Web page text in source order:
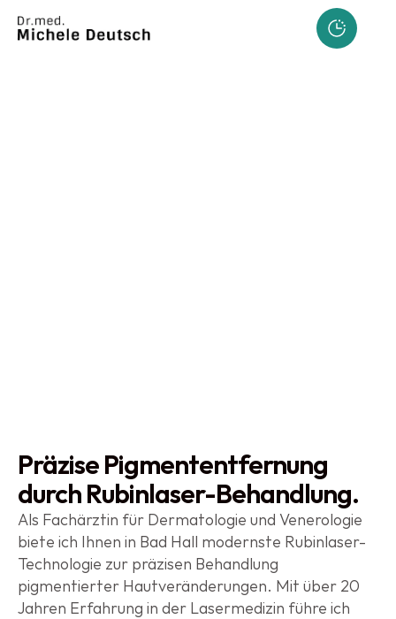
Präzise Pigmententfernung
durch Rubinlaser-Behandlung.
Als Fachärztin für Dermatologie und Venerologie
biete ich Ihnen in Bad Hall modernste Rubinlaser-
Technologie zur präzisen Behandlung
pigmentierter Hautveränderungen. Mit über 20
Jahren Erfahrung in der Lasermedizin führe ich